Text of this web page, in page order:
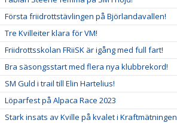
Första friidrottstävlingen på Björlandavallen!
Tre Kvilleiter klara för VM!
Friidrottsskolan FRiiSK är igång med full fart!
Bra säsongsstart med flera nya klubbrekord!
SM Guld i trail till Elin Hartelius!
Löparfest på Alpaca Race 2023
Stark insats av Kville på kvalet i Kraftmätningen